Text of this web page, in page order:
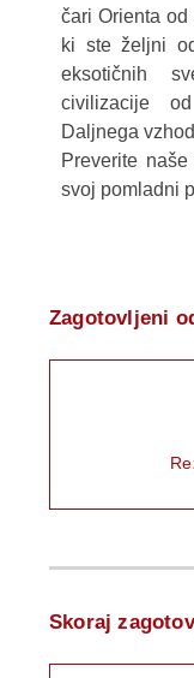
čari Orienta
ki ste željni
eksotičnih
civilizacije
Daljnega
Preverite
svoj pomladni
Zagotovljeni
Skoraj